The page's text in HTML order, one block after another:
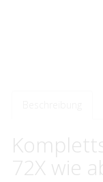
72X wie